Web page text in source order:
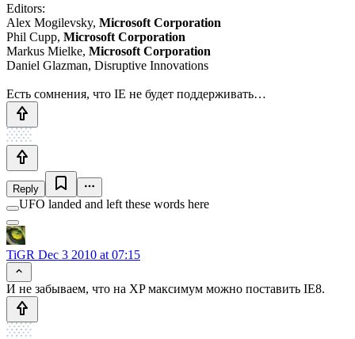
Editors:
Alex Mogilevsky, Microsoft Corporation
Phil Cupp, Microsoft Corporation
Markus Mielke, Microsoft Corporation
Daniel Glazman, Disruptive Innovations
Есть сомнения, что IE не будет поддерживать…
Reply
UFO landed and left these words here
TiGR Dec 3 2010 at 07:15
И не забываем, что на XP максимум можно поставить IE8.